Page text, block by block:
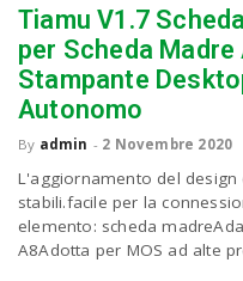
Tiamu V1.7
per Scheda Madre
Stampante
Autonomo
By admin - 2 Novembre 2020
L'aggiornamento del
stabili.facile per la
elemento: scheda
A8Adotta per MOS ad alte